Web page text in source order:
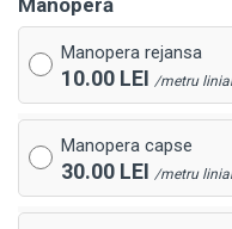
Manopera rejansa
10.00 LEI /metru
Manopera capse
30.00 LEI /metru